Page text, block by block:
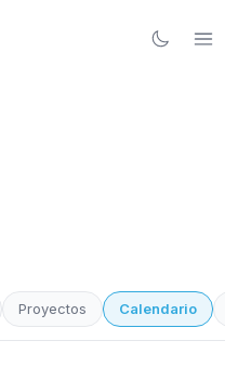
Proyectos Calendario